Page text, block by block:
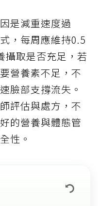
是減重速度過
，每周應維持0.5
攝取是否充足，若
營養素不足，不
臉部支撐流失。
評估與處方，不
的營養與體態管
性。